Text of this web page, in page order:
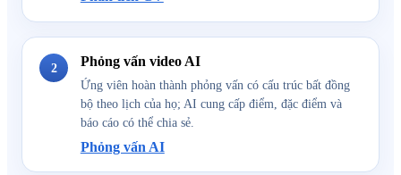
2 Phỏng vấn video AI
Ứng viên hoàn thành phỏng vấn có cấu trúc bất đồng
bộ theo lịch của họ; AI cung cấp điểm, đặc điểm và
báo cáo có thể chia sẻ.
Phỏng vấn AI